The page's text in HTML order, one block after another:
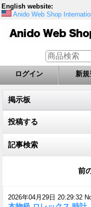
English website:
Anido Web Shop
ログイン 新
掲示板
投稿する
記事検索
前
2026年04月29日 20:29:32